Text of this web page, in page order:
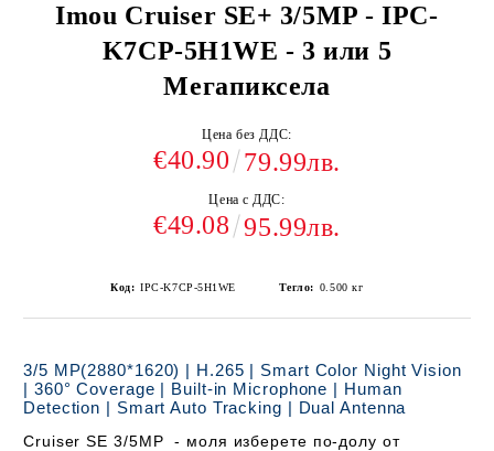
Imou Cruiser SE+ 3/5MP - IPC-
K7CP-5H1WE - 3 или 5
Мегапиксела
Цена без ДДС:
€40.90 79.99лв.
Цена с ДДС:
€49.08 95.99лв.
Код: IPC-K7CP-5H1WE Тегло: 0.500 кг
3/5 MP(2880*1620) | H.265 | Smart Color Night Vision
| 360° Coverage | Built-in Microphone | Human
Detection | Smart Auto Tracking | Dual Antenna
Cruiser SE 3/5MP - моля изберете по-долу от